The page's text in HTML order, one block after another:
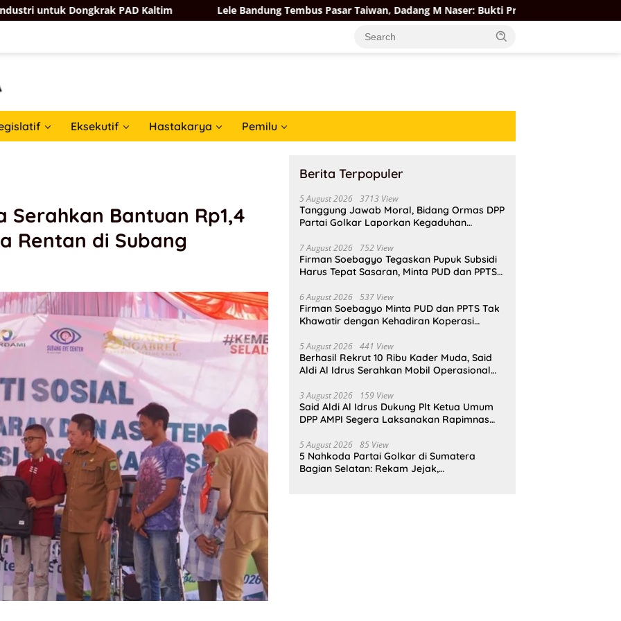
PAD Kaltim Lele Bandung Tembus Pasar Taiwan, Dadang M Naser: Bukti Produk Lokal Berdaya Saing Global
Eksekutif Hastakarya Pemilu
Serahkan Bantuan Rp1,4
Rentan di Subang
Berita Terpopuler
5 August 2026 3713 View
Tanggung Jawab Moral, Bidang Ormas DPP
Partai Golkar Laporkan Kegaduhan
7 August 2026 752 View
Firman Soebagyo Tegaskan Pupuk Subsidi
Harus Tepat Sasaran, Minta PUD dan PPTS
6 August 2026 537 View
Firman Soebagyo Minta PUD dan PPTS Tak
Khawatir dengan Kehadiran Koperasi
5 August 2026 441 View
Berhasil Rekrut 10 Ribu Kader Muda, Said
Aldi Al Idrus Serahkan Mobil Operasional
3 August 2026 159 View
Said Aldi Al Idrus Dukung Plt Ketua Umum
DPP AMPI Segera Laksanakan Rapimnas
5 August 2026 85 View
5 Nahkoda Partai Golkar di Sumatera
Bagian Selatan: Rekam Jejak,